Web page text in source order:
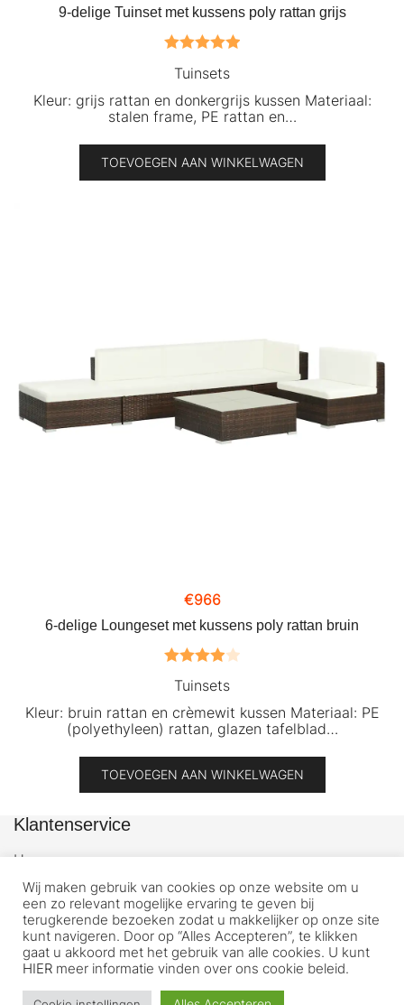
9-delige Tuinset met kussens poly rattan grijs
Tuinsets
Kleur: grijs rattan en donkergrijs kussen Materiaal:
stalen frame, PE rattan en…
TOEVOEGEN AAN WINKELWAGEN
€966
6-delige Loungeset met kussens poly rattan bruin
Tuinsets
Kleur: bruin rattan en crèmewit kussen Materiaal: PE
(polyethyleen) rattan, glazen tafelblad…
TOEVOEGEN AAN WINKELWAGEN
Klantenservice
Home
WebShop
Mijn account
Afrekenen
Winkelwagen
Wij maken gebruik van cookies op onze website om u
een zo relevant mogelijke ervaring te geven bij
terugkerende bezoeken zodat u makkelijker op onze site
kunt navigeren. Door op “Alles Accepteren”, te klikken
gaat u akkoord met het gebruik van alle cookies. U kunt
HIER meer informatie vinden over ons cookie beleid.